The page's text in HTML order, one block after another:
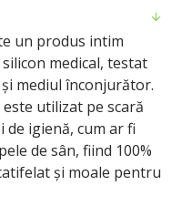
un produs intim
medical, testat
mediul înconjurător.
utilizat pe scară
de igienă, cum ar fi
de sân, fiind 100%
și moale pentru